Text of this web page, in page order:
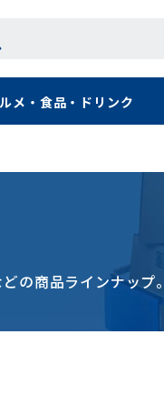
メ・食品・ドリンク
の商品ラインナップ。